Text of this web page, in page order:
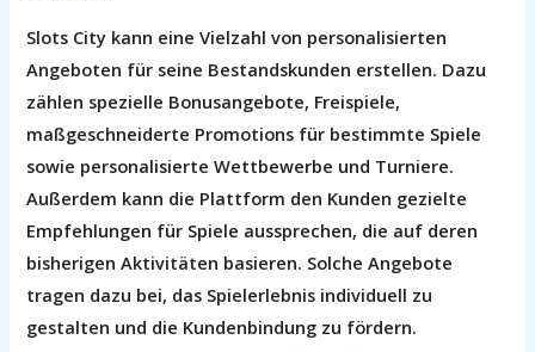
Slots City kann eine Vielzahl von personalisierten
Angeboten für seine Bestandskunden erstellen. Dazu
zählen spezielle Bonusangebote, Freispiele,
maßgeschneiderte Promotions für bestimmte Spiele
sowie personalisierte Wettbewerbe und Turniere.
Außerdem kann die Plattform den Kunden gezielte
Empfehlungen für Spiele aussprechen, die auf deren
bisherigen Aktivitäten basieren. Solche Angebote
tragen dazu bei, das Spielerlebnis individuell zu
gestalten und die Kundenbindung zu fördern.